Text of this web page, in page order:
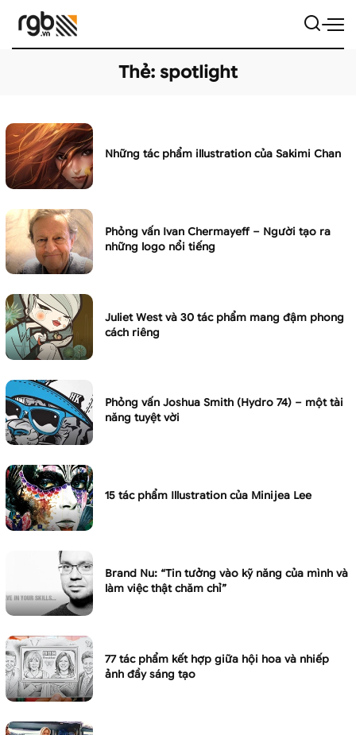
Thẻ: spotlight
Những tác phẩm illustration của Sakimi Chan
Phỏng vấn Ivan Chermayeff – Người tạo ra
những logo nổi tiếng
Juliet West và 30 tác phẩm mang đậm phong
cách riêng
Phỏng vấn Joshua Smith (Hydro 74) – một tài
năng tuyệt vời
15 tác phẩm Illustration của Minijea Lee
Brand Nu: “Tin tưởng vào kỹ năng của mình và
làm việc thật chăm chỉ”
77 tác phẩm kết hợp giữa hội hoa và nhiếp
ảnh đầy sáng tạo